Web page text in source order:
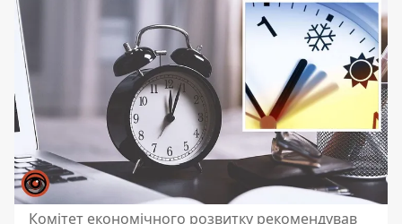
Комітет економічного розвитку рекомендував